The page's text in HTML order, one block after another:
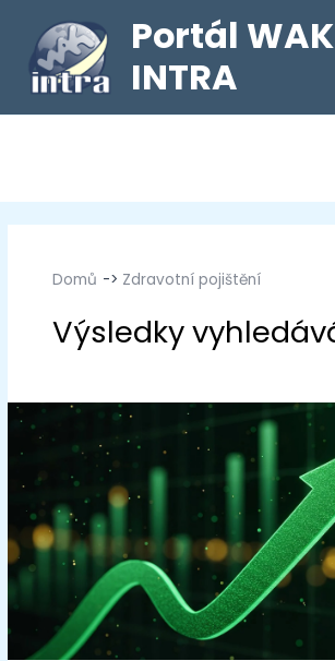
Portál WAK
INTRA
Domů Zdravotní pojištění
Zdravotní pojištění